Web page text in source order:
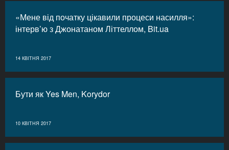
«Мене від початку цікавили процеси насилля»:
інтерв’ю з Джонатаном Літтеллом, Bit.ua
14 КВІТНЯ 2017
Бути як Yes Men, Korydor
10 КВІТНЯ 2017